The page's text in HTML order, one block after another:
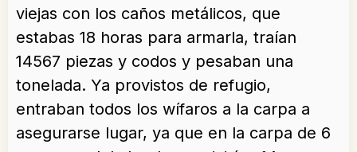
viejas con los caños metálicos, que
estabas 18 horas para armarla, traían
14567 piezas y codos y pesaban una
tonelada. Ya provistos de refugio,
entraban todos los wífaros a la carpa a
asegurarse lugar, ya que en la carpa de 6